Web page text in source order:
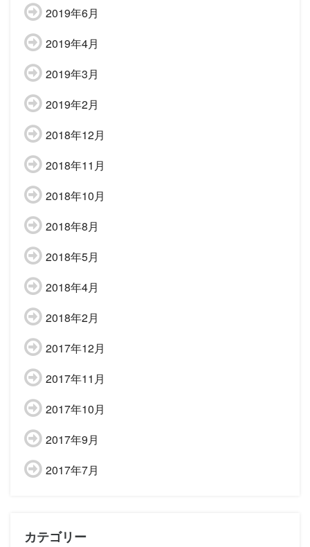
2019年6月
2019年4月
2019年3月
2019年2月
2018年12月
2018年11月
2018年10月
2018年8月
2018年5月
2018年4月
2018年2月
2017年12月
2017年11月
2017年10月
2017年9月
2017年7月
カテゴリー